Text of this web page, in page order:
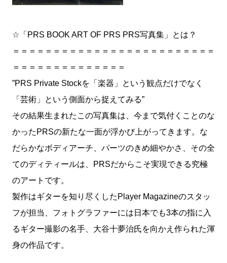
☆「PRS BOOK ART OF PRS PRS写真集」とは？
＝＝＝＝＝＝＝＝＝＝＝＝＝＝＝＝＝＝＝＝＝＝＝＝＝
＝＝＝＝＝＝＝＝＝＝＝＝＝＝
”PRS Private Stockを「楽器」という観点だけでなく
「芸術」という側面から捉えてみる”
その結果生まれたこの写真集は、今まで気付くことのな
かったPRSの新たな一面が浮かび上がってきます。な
だらかなボディアーチ、パーツのきめ細やかさ、その全
てのディティールは、PRSだからこそ実現できる究極
のアートです。
製作はギターを知り尽くしたPlayer Magazineのスタッ
フが担当、フォトグラファーには日本でも3本の指に入
るギター撮影の名手、大谷十夢治氏を向かえ作られた渾
身の作品です。